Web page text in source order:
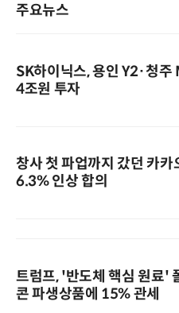
주요뉴스
SK하이닉스, 용인 Y2·청주
4조원 투자
창사 첫 파업까지 갔던 카
6.3% 인상 합의
트럼프, '반도체 핵심 원료'
콘 파생상품에 15% 관세